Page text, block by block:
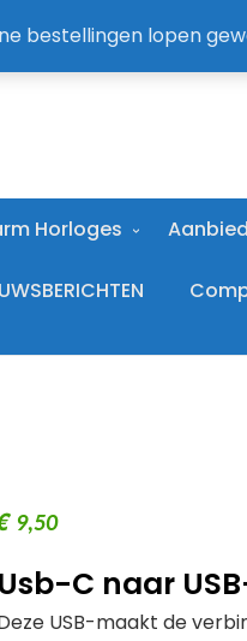
bestellingen lopen
Horloges
9,50
Usb-C naar
USB-maakt de